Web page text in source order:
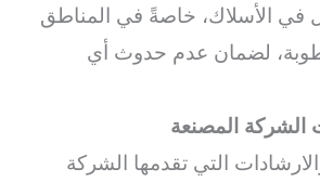
في الأسلاك، خاصةً في المناطق
لضمان عدم حدوث أي
الشركة المصنعة
التي تقدمها الشركة